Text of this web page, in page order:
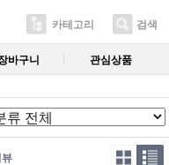
카테고리 검색
바구니 관심상품
뷰